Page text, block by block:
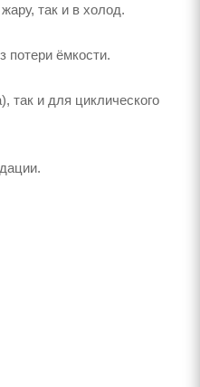
так и в холод.
потери ёмкости.
так и для циклического